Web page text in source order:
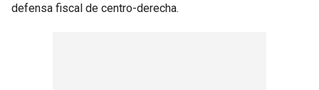
defensa fiscal de centro-derecha.